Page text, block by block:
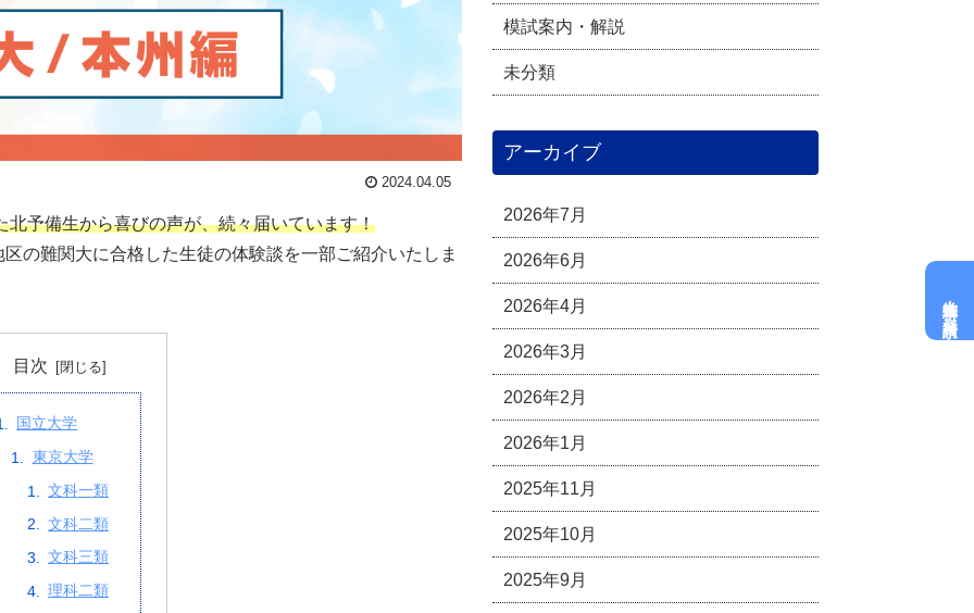
資料請求
2024.04.05
予備生から喜びの声が、続々届いています！
の難関大に合格した生徒の体験談を一部ご紹介いたしま
目次
国立大学
東京大学
文科一類
文科二類
文科三類
理科二類
模試案内・解説
未分類
アーカイブ
2026年7月
2026年6月
2026年4月
2026年3月
2026年2月
2026年1月
2025年11月
2025年10月
2025年9月